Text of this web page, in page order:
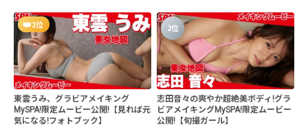
1位
東雲うみ、グラビアメイキング
MySPA!限定ムービー公開!【見れば元
気になる!フォトブック】
2位
志田音々の爽やか超絶美ボディ!グラ
ビアメイキングMySPA!限定ムービー
公開!【旬撮ガール】